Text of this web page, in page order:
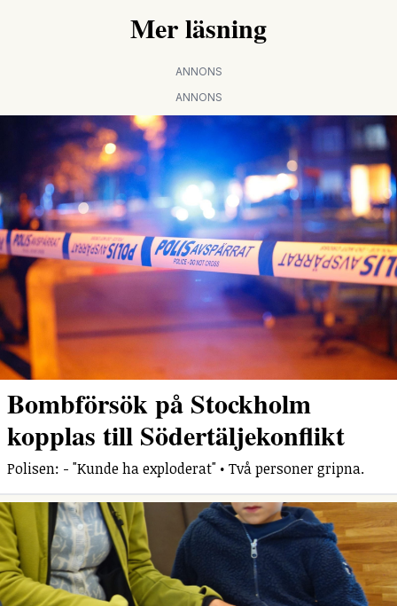
Mer läsning
ANNONS
ANNONS
Bombförsök på Stockholm
kopplas till Södertäljekonflikt
Polisen: - "Kunde ha exploderat" • Två personer gripna.